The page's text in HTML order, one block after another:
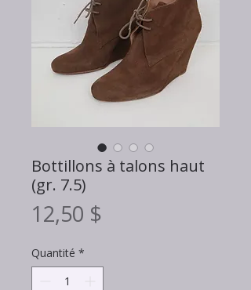
Bottillons à talons haut
(gr. 7.5)
12,50 $
Quantité *